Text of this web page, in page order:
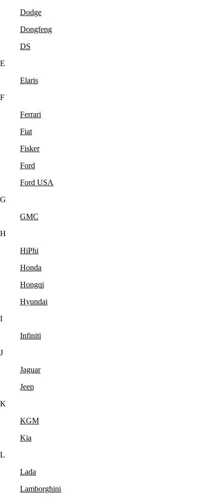
Dodge
Dongfeng
DS
E
Elaris
F
Ferrari
Fiat
Fisker
Ford
Ford USA
G
GMC
H
HiPhi
Honda
Hongqi
Hyundai
I
Infiniti
J
Jaguar
Jeep
K
KGM
Kia
L
Lada
Lamborghini